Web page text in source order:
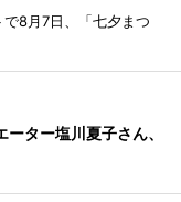
8月7日、「七夕まつ
ーター塩川夏子さん、